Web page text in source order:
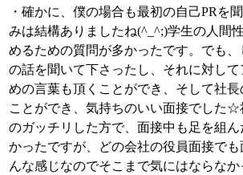
・確かに、僕の場合も最初の自己PRを
みは結構ありましたね(^_^;)学生の人間
めるための質問が多かったです。でも
の話を聞いて下さったし、それに対し
めの言葉も頂くことができ、そして社長
ことができ、気持ちのいい面接でした☆
のガッチリした方で、面接中も足を組
かったですが、どの会社の役員面接で
んな感じなのでそこまで気にはならな